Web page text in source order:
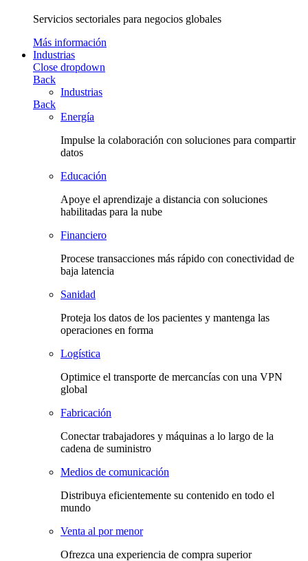
Servicios sectoriales para negocios globales
Más información
Industrias
Close dropdown
Back
Industrias
Back
Energía
Impulse la colaboración con soluciones para compartir
datos
Educación
Apoye el aprendizaje a distancia con soluciones
habilitadas para la nube
Financiero
Procese transacciones más rápido con conectividad de
baja latencia
Sanidad
Proteja los datos de los pacientes y mantenga las
operaciones en forma
Logística
Optimice el transporte de mercancías con una VPN
global
Fabricación
Conectar trabajadores y máquinas a lo largo de la
cadena de suministro
Medios de comunicación
Distribuya eficientemente su contenido en todo el
mundo
Venta al por menor
Ofrezca una experiencia de compra superior